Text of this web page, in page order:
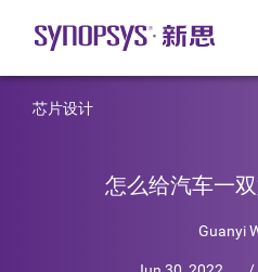
芯片设计
怎么给汽车一
Guanyi